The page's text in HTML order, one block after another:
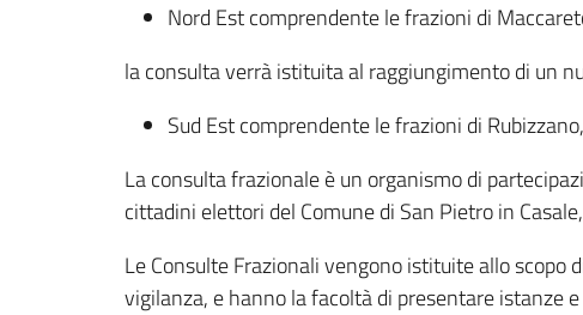
Nord Est comprendente le frazioni di
la consulta verrà istituita al raggiungimento di un
Sud Est comprendente le frazioni di
La consulta frazionale è un organismo di
cittadini elettori del Comune di San Pietro in
Le Consulte Frazionali vengono istituite allo
vigilanza, e hanno la facoltà di presentare istanze